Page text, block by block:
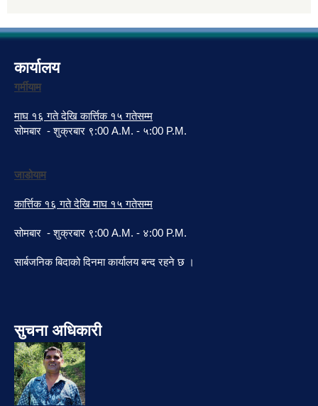
कार्यालय
गर्मीयाम
माघ १६ गते देखि कार्त्तिक १५ गतेसम्म
सोमबार - शुक्रबार ९:00 A.M. - ५:00 P.M.
जाडोयाम
कार्त्तिक १६ गते देखि माघ १५ गतेसम्म
सोमबार - शुक्रबार ९:00 A.M. - ४:00 P.M.
सार्बजनिक बिदाको दिनमा कार्यालय बन्द रहने छ ।
सुचना अधिकारी